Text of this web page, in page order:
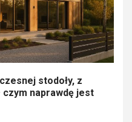
stodoły, z
naprawdę jest